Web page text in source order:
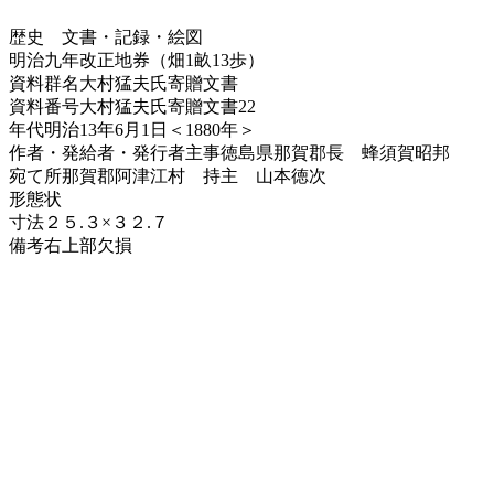
歴史
文書・記録・絵図
明治九年改正地券（畑1畝13歩）
資料群名大村猛夫氏寄贈文書
資料番号大村猛夫氏寄贈文書22
年代明治13年6月1日＜1880年＞
作者・発給者・発行者主事徳島県那賀郡長 蜂須賀昭邦
宛て所那賀郡阿津江村 持主 山本徳次
形態状
寸法 ２５.３×３２.７
備考右上部欠損